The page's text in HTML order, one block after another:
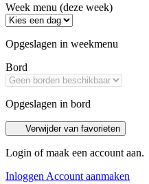
Week menu (deze week)
Opgeslagen in weekmenu
Bord
Opgeslagen in bord
Verwijder van favorieten
Login of maak een account aan.
Inloggen Account aanmaken